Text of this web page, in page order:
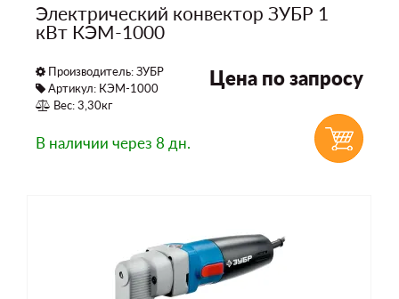
Электрический конвектор ЗУБР 1
кВт КЭМ-1000
Производитель:ЗУБР
Артикул: КЭМ-1000
Вес: 3,30кг
Цена по запросу
В наличии через 8 дн.